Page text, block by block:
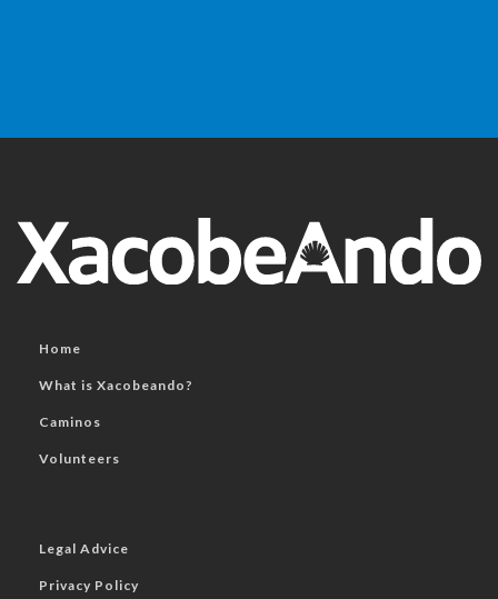
Home
What is Xacobeando?
Caminos
Volunteers
Legal Advice
Privacy Policy